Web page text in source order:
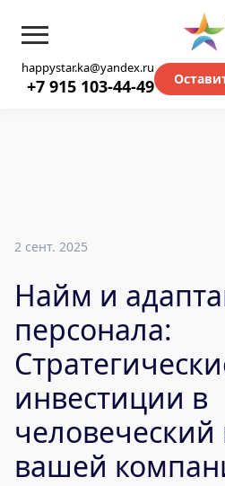
2 сент. 2025
Найм и
персонала:
инвестиции в
человеческий
вашей
happystar.ka@yandex.ru
+7 915 103-44-49